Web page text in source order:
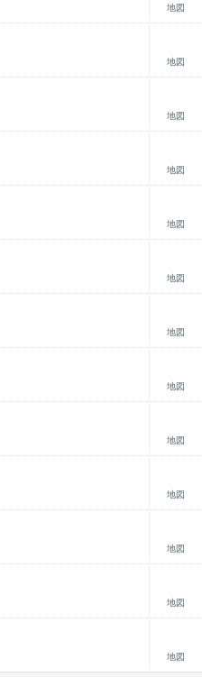
地図
地図
地図
地図
地図
地図
地図
地図
地図
地図
地図
地図
地図